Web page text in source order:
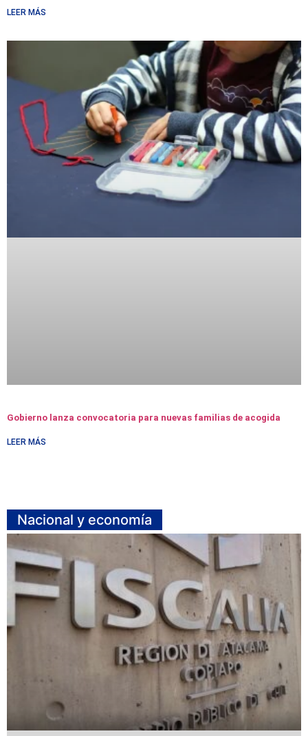
LEER MÁS
Gobierno lanza convocatoria para nuevas familias de acogida
LEER MÁS
Nacional y economía